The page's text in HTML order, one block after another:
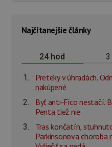
Najčítanejšie články
24 hod 3
Preteky v úhradách.
nakúpené
Byť anti-Fico nestačí.
Penta tiež nie
Tras končatín,
Parkinsonova choroba